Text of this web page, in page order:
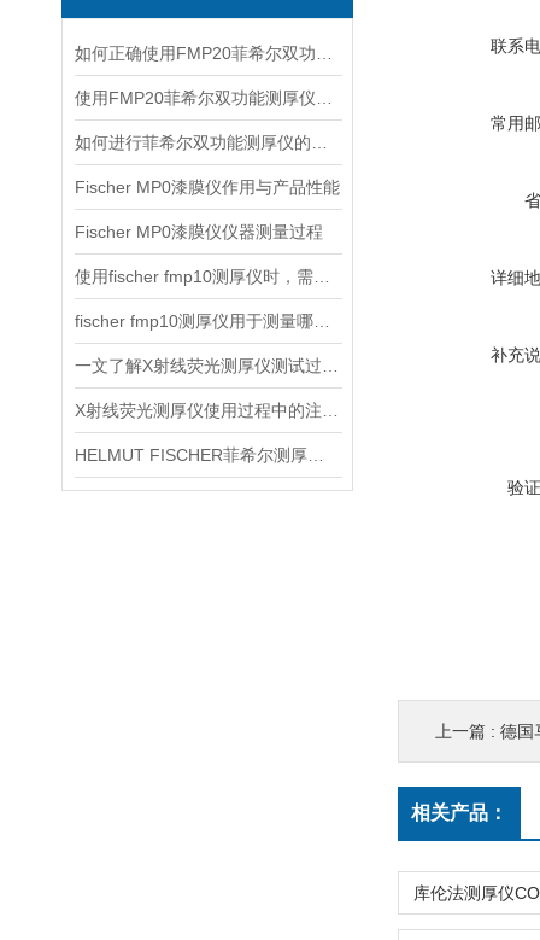
Fischer MP0漆膜仪作用与产品性能
Fischer MP0漆膜仪仪器测量过程
联系
常用
详细
补充
验
上一篇 : 德国
相关产品：